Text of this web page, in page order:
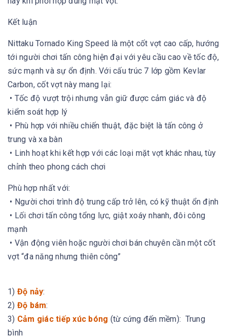
Kết luận
Nittaku Tornado King Speed là một cốt vợt cao cấp, hướng
tới người chơi tấn công hiện đại với yêu cầu cao về tốc độ,
sức mạnh và sự ổn định. Với cấu trúc 7 lớp gồm Kevlar
Carbon, cốt vợt này mang lại:
• Tốc độ vượt trội nhưng vẫn giữ được cảm giác và độ
kiểm soát hợp lý
• Phù hợp với nhiều chiến thuật, đặc biệt là tấn công ở
trung và xa bàn
• Linh hoạt khi kết hợp với các loại mặt vợt khác nhau, tùy
chỉnh theo phong cách chơi
Phù hợp nhất với:
• Người chơi trình độ trung cấp trở lên, có kỹ thuật ổn định
• Lối chơi tấn công tổng lực, giật xoáy nhanh, đôi công
mạnh
• Vận động viên hoặc người chơi bán chuyên cần một cốt
vợt “đa năng nhưng thiên công”
1) Độ nảy:
2) Độ bám:
3) Cảm giác tiếp xúc bóng (từ cứng đến mềm): Trung
bình